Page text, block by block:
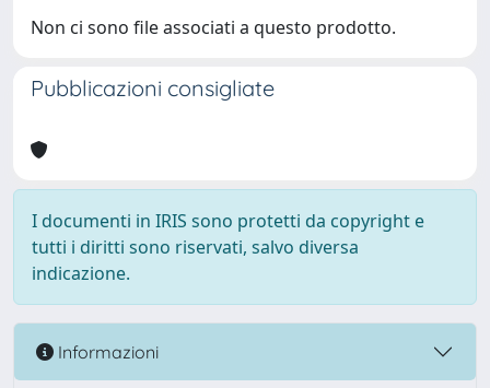
Non ci sono file associati a questo prodotto.
Pubblicazioni consigliate
I documenti in IRIS sono protetti da copyright e
tutti i diritti sono riservati, salvo diversa
indicazione.
Informazioni